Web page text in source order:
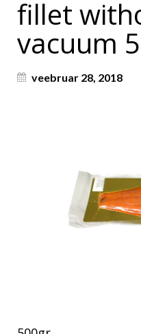
fillet
vacuum
veebruar 28, 2018